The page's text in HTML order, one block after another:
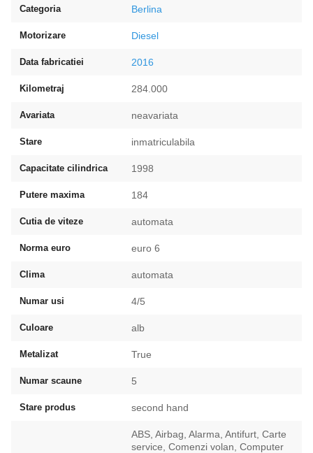
Categoria Berlina
Motorizare Diesel
Data fabricatiei 2016
Kilometraj 284.000
Avariata neavariata
Stare inmatriculabila
Capacitate cilindrica 1998
Putere maxima 184
Cutia de viteze automata
Norma euro euro 6
Clima automata
Numar usi 4/5
Culoare alb
Metalizat True
Numar scaune 5
Stare produs second hand
ABS, Airbag, Alarma, Antifurt, Carte
service, Comenzi volan, Computer